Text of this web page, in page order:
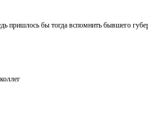
пришлось бы тогда вспомнить бывшего